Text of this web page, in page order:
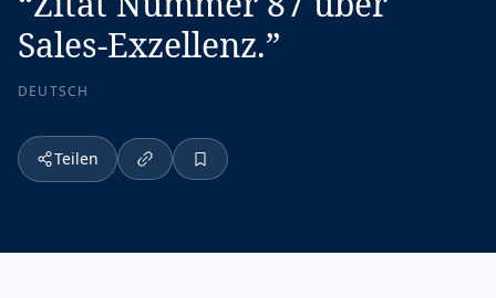
Sales-Exzellenz.”
DEUTSCH
Teilen